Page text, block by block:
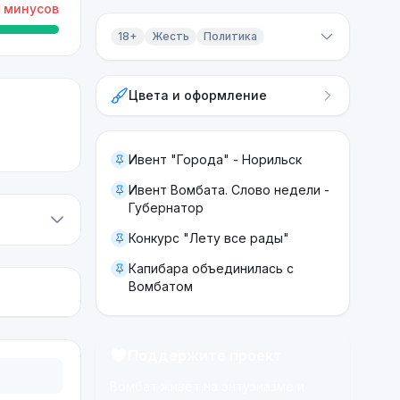
минусов
18+ Жесть Политика
ЖестьЦвета и оформление
Ивент "Города" - Норильск
Ивент Вомбата. Слово недели -
Губернатор
Конкурс "Лету все рады"
Капибара объединилась с
Вомбатом